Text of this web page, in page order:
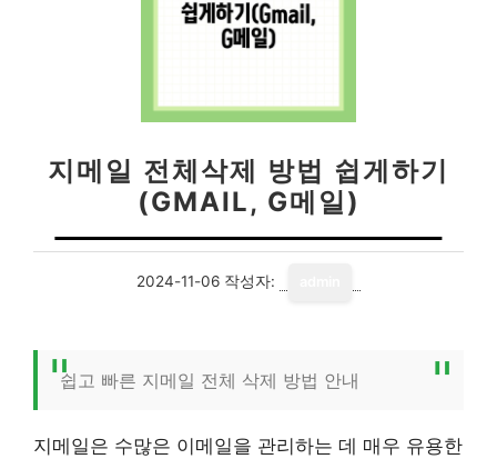
지메일 전체삭제 방법 쉽게하기
(GMAIL, G메일)
2024-11-06 작성자:
쉽고 빠른 지메일 전체 삭제 방법 안내
지메일은 수많은 이메일을 관리하는 데 매우 유용한